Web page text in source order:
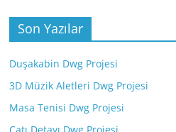
Son Yazılar
Duşakabin Dwg Projesi
3D Müzik Aletleri Dwg Projesi
Masa Tenisi Dwg Projesi